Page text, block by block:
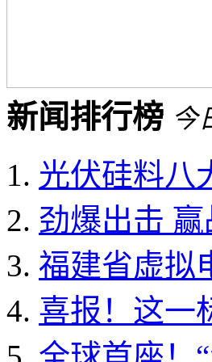
新闻排行榜 今
光伏硅料八
劲爆出击
福建省虚拟
喜报！这一